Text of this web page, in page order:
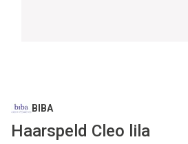
BIBA
Haarspeld Cleo lila